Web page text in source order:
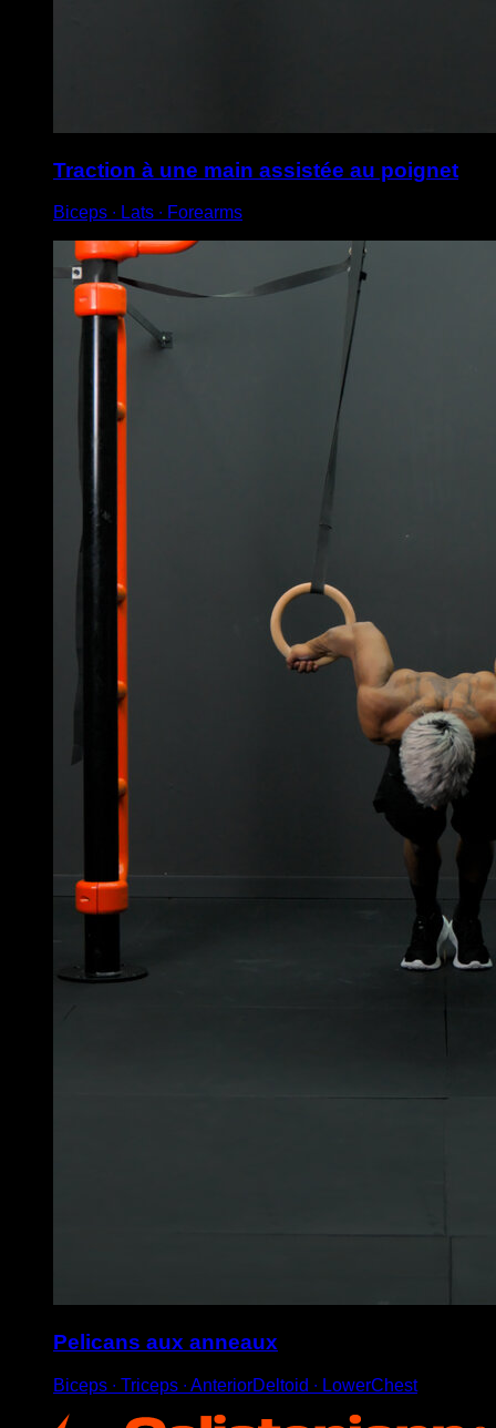
Traction à une main assistée au poignet
Biceps ∙ Lats ∙ Forearms
Pelicans aux anneaux
Biceps ∙ Triceps ∙ AnteriorDeltoid ∙ LowerChest